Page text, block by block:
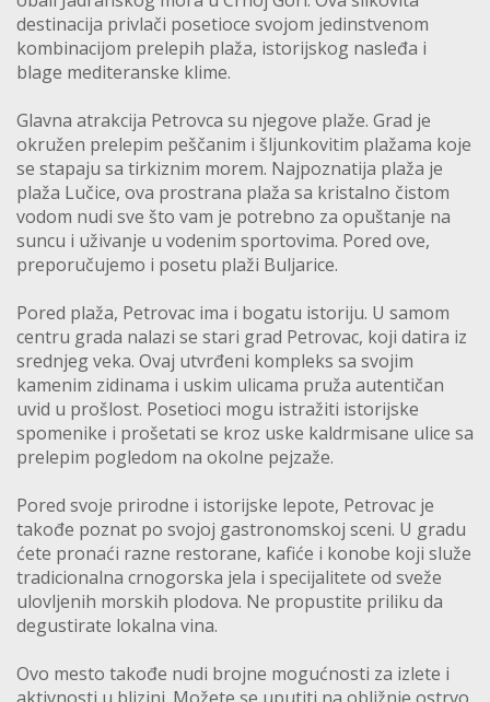
destinacija privlači posetioce svojom jedinstvenom
kombinacijom prelepih plaža, istorijskog nasleđa i
blage mediteranske klime.
Glavna atrakcija Petrovca su njegove plaže. Grad je
okružen prelepim peščanim i šljunkovitim plažama koje
se stapaju sa tirkiznim morem. Najpoznatija plaža je
plaža Lučice, ova prostrana plaža sa kristalno čistom
vodom nudi sve što vam je potrebno za opuštanje na
suncu i uživanje u vodenim sportovima. Pored ove,
preporučujemo i posetu plaži Buljarice.
Pored plaža, Petrovac ima i bogatu istoriju. U samom
centru grada nalazi se stari grad Petrovac, koji datira iz
srednjeg veka. Ovaj utvrđeni kompleks sa svojim
kamenim zidinama i uskim ulicama pruža autentičan
uvid u prošlost. Posetioci mogu istražiti istorijske
spomenike i prošetati se kroz uske kaldrmisane ulice sa
prelepim pogledom na okolne pejzaže.
Pored svoje prirodne i istorijske lepote, Petrovac je
takođe poznat po svojoj gastronomskoj sceni. U gradu
ćete pronaći razne restorane, kafiće i konobe koji služe
tradicionalna crnogorska jela i specijalitete od sveže
ulovljenih morskih plodova. Ne propustite priliku da
degustirate lokalna vina.
Ovo mesto takođe nudi brojne mogućnosti za izlete i